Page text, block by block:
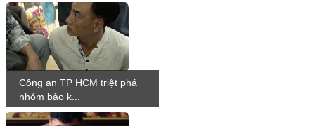
Công an TP HCM triệt phá
nhóm bảo k...